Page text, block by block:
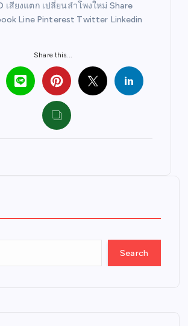
เสียงแตก เปลี่ยนลำโพงใหม่ Share
Line Pinterest Twitter Linkedin
Share this...
Search